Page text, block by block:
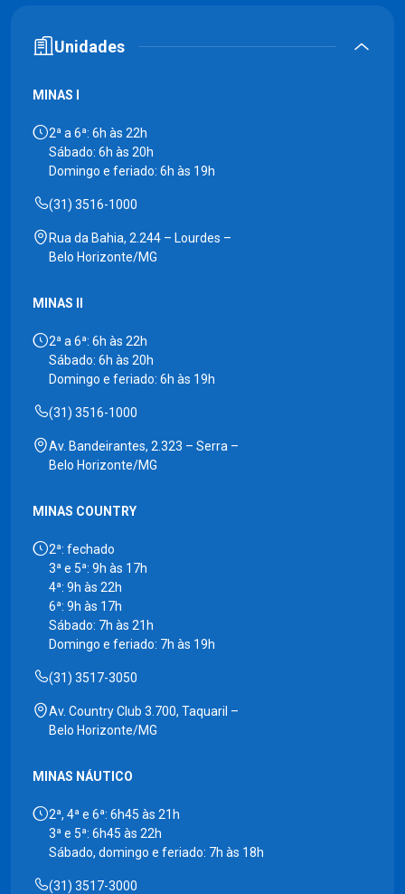
Unidades
MINAS I
2ª a 6ª: 6h às 22h
Sábado: 6h às 20h
Domingo e feriado: 6h às 19h
(31) 3516-1000
Rua da Bahia, 2.244 – Lourdes –
Belo Horizonte/MG
MINAS II
2ª a 6ª: 6h às 22h
Sábado: 6h às 20h
Domingo e feriado: 6h às 19h
(31) 3516-1000
Av. Bandeirantes, 2.323 – Serra –
Belo Horizonte/MG
MINAS COUNTRY
2ª: fechado
3ª e 5ª: 9h às 17h
4ª: 9h às 22h
6ª: 9h às 17h
Sábado: 7h às 21h
Domingo e feriado: 7h às 19h
(31) 3517-3050
Av. Country Club 3.700, Taquaril –
Belo Horizonte/MG
MINAS NÁUTICO
2ª, 4ª e 6ª: 6h45 às 21h
3ª e 5ª: 6h45 às 22h
Sábado, domingo e feriado: 7h às 18h
(31) 3517-3000